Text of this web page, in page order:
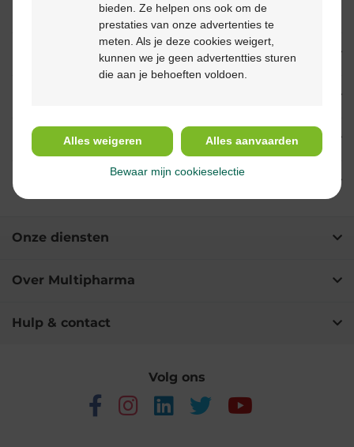
Productbeschrijving
Indicaties
Ingrediënten
Onze diensten
Over Multipharma
Hulp & contact
Volg ons
bieden. Ze helpen ons ook om de
prestaties van onze advertenties te
meten. Als je deze cookies weigert,
kunnen we je geen advertentties sturen
die aan je behoeften voldoen.
Alles weigeren Alles aanvaarden
Bewaar mijn cookieselectie